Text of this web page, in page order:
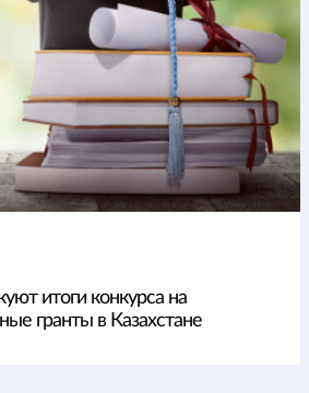
итоги конкурса на
гранты в Казахстане